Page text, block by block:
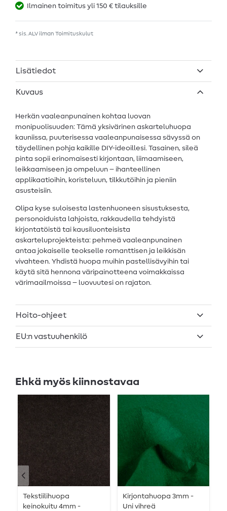
Ilmainen toimitus yli 150 € tilauksille
* sis. ALV ilman Toimituskulut
Lisätiedot
Kuvaus
Herkän vaaleanpunainen kohtaa luovan
monipuolisuuden: Tämä yksivärinen askarteluhuopa
kauniissa, puuterisessa vaaleanpunaisessa sävyssä on
täydellinen pohja kaikille DIY-ideoillesi. Tasainen, sileä
pinta sopii erinomaisesti kirjontaan, liimaamiseen,
leikkaamiseen ja ompeluun – ihanteellinen
applikaatioihin, koristeluun, tilkkutöihin ja pieniin
asusteisiin.
Olipa kyse suloisesta lastenhuoneen sisustuksesta,
personoiduista lahjoista, rakkaudella tehdyistä
kirjontatöistä tai kausiluonteisista
askarteluprojekteista: pehmeä vaaleanpunainen
antaa jokaiselle teokselle romanttisen ja leikkisän
vivahteen. Yhdistä huopa muihin pastellisävyihin tai
käytä sitä hennona väripainotteena voimakkaissa
värimaailmoissa – luovuutesi on rajaton.
Hoito-ohjeet
EU:n vastuuhenkilö
Ehkä myös kiinnostavaa
Tekstiilihuopa
keinokuitu 4mm -
Kirjontahuopa 3mm -
Uni vihreä